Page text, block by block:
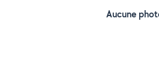
Aucune